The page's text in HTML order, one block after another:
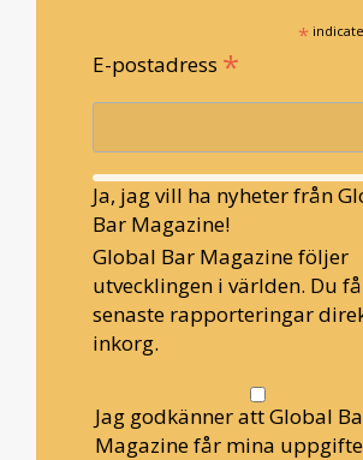
*
E-postadress *
Ja, jag vill ha nyheter från
Bar Magazine!
Global Bar Magazine följer
utvecklingen i världen. Du
senaste rapporteringar
inkorg.
Jag godkänner att Global
Magazine får mina